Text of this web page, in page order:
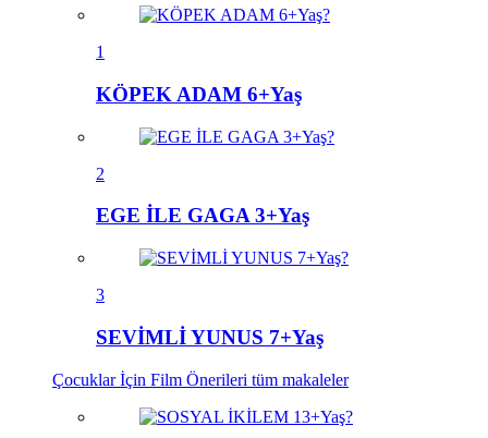
1
KÖPEK ADAM 6+Yaş
2
EGE İLE GAGA 3+Yaş
3
SEVİMLİ YUNUS 7+Yaş
Çocuklar İçin Film Önerileri tüm makaleler